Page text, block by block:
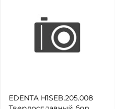
EDENTA H1SEB.205.008